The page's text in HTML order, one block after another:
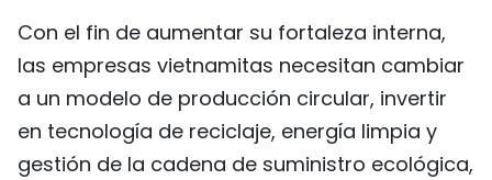
Con el fin de aumentar su fortaleza interna,
las empresas vietnamitas necesitan cambiar
a un modelo de producción circular, invertir
en tecnología de reciclaje, energía limpia y
gestión de la cadena de suministro ecológica,